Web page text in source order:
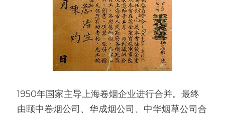
1950年国家主导上海卷烟企业进行合并。最终
由颐中卷烟公司、华成烟公司、中华烟草公司合